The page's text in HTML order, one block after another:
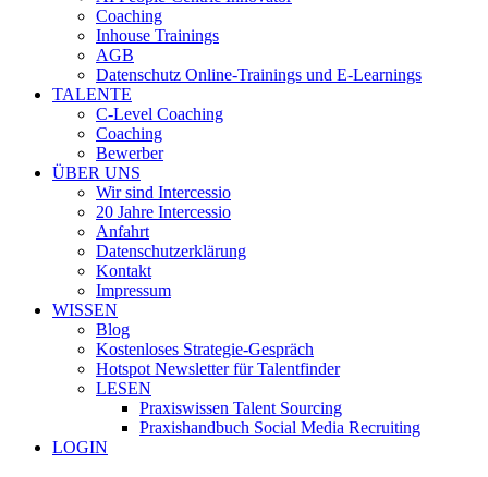
Coaching
Inhouse Trainings
AGB
Datenschutz Online-Trainings und E-Learnings
TALENTE
C-Level Coaching
Coaching
Bewerber
ÜBER UNS
Wir sind Intercessio
20 Jahre Intercessio
Anfahrt
Datenschutzerklärung
Kontakt
Impressum
WISSEN
Blog
Kostenloses Strategie-Gespräch
Hotspot Newsletter für Talentfinder
LESEN
Praxiswissen Talent Sourcing
Praxishandbuch Social Media Recruiting
LOGIN